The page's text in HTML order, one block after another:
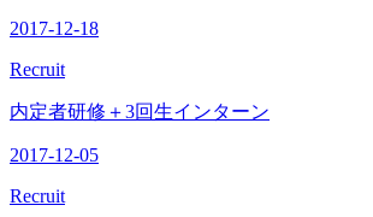
2017-12-18
Recruit
内定者研修＋3回生インターン
2017-12-05
Recruit